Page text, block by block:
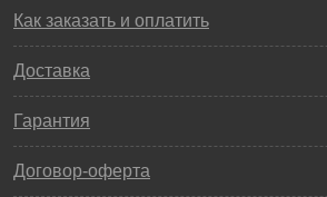
Как заказать и оплатить
Доставка
Гарантия
Договор-оферта